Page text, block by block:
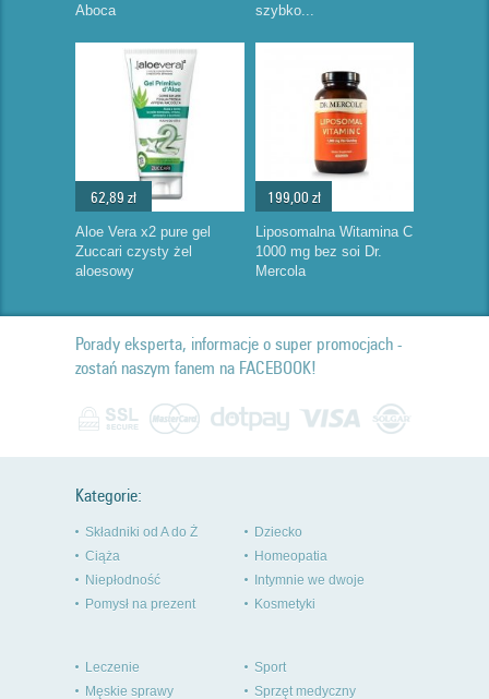
Aboca
szybko...
62,89 zł
Aloe Vera x2 pure gel
Zuccari czysty żel
aloesowy
199,00 zł
Liposomalna Witamina C
1000 mg bez soi Dr.
Mercola
Porady eksperta, informacje o super promocjach -
zostań naszym fanem na FACEBOOK!
Kategorie:
Składniki od A do Ż
Ciąża
Niepłodność
Pomysł na prezent
Dziecko
Homeopatia
Intymnie we dwoje
Kosmetyki
Leczenie
Męskie sprawy
Sport
Sprzęt medyczny